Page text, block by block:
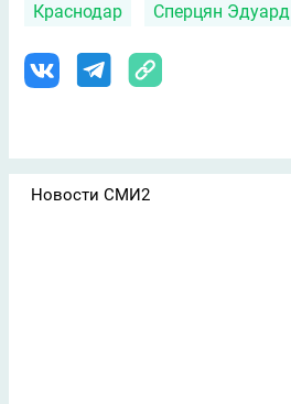
Краснодар Сперцян Эдуард
Новости СМИ2